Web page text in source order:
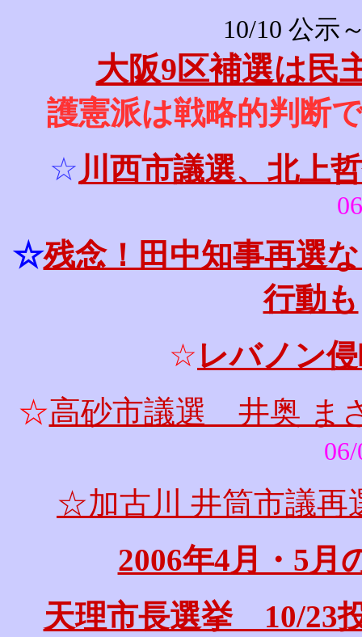
10/10 公示
大阪9区補選は民
護憲派は戦略的判断
☆ 川西市議選、北上
☆残念！田中知事再選
行動も
☆レバノン
☆高砂市議選 井奥 ま
☆加古川 井筒市議再
2006年4月・5月
天理市長選挙 10/23